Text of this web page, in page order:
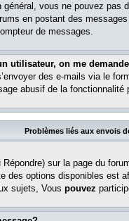
vous ne pouvez pas
en postant des
de messages.
utilisateur, on me
des e-mails via le
abusif de la fonctionnalité
Problèmes liés aux envois
sur la page du
des options disponibles est
sujets, Vous pouvez